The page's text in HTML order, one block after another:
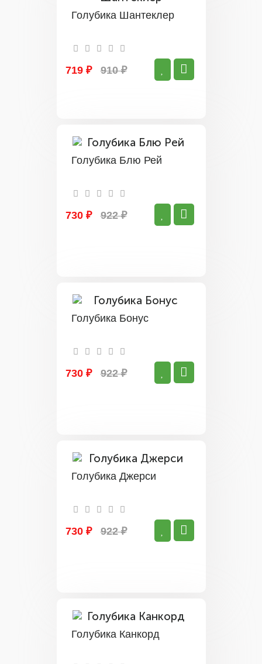
Голубика Шантеклер
719 ₽ 910 ₽
Голубика Блю Рей
730 ₽ 922 ₽
Голубика Бонус
730 ₽ 922 ₽
Голубика Джерси
730 ₽ 922 ₽
Голубика Канкорд